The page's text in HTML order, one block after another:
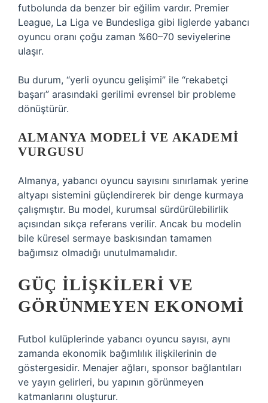
futbolunda da benzer bir eğilim vardır. Premier
League, La Liga ve Bundesliga gibi liglerde yabancı
oyuncu oranı çoğu zaman %60–70 seviyelerine
ulaşır.
Bu durum, “yerli oyuncu gelişimi” ile “rekabetçi
başarı” arasındaki gerilimi evrensel bir probleme
dönüştürür.
ALMANYA MODELI VE AKADEMI
VURGUSU
Almanya, yabancı oyuncu sayısını sınırlamak yerine
altyapı sistemini güçlendirerek bir denge kurmaya
çalışmıştır. Bu model, kurumsal sürdürülebilirlik
açısından sıkça referans verilir. Ancak bu modelin
bile küresel sermaye baskısından tamamen
bağımsız olmadığı unutulmamalıdır.
GÜÇ İLIŞKILERI VE
GÖRÜNMEYEN EKONOMI
Futbol kulüplerinde yabancı oyuncu sayısı, aynı
zamanda ekonomik bağımlılık ilişkilerinin de
göstergesidir. Menajer ağları, sponsor bağlantıları
ve yayın gelirleri, bu yapının görünmeyen
katmanlarını oluşturur.